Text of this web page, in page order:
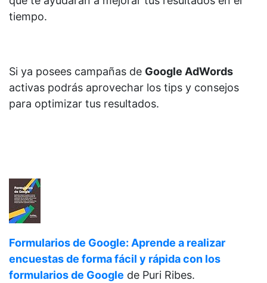
tiempo.
Si ya posees campañas de Google AdWords
activas podrás aprovechar los tips y consejos
para optimizar tus resultados.
Formularios de Google: Aprende a realizar
encuestas de forma fácil y rápida con los
formularios de Google de Puri Ribes.